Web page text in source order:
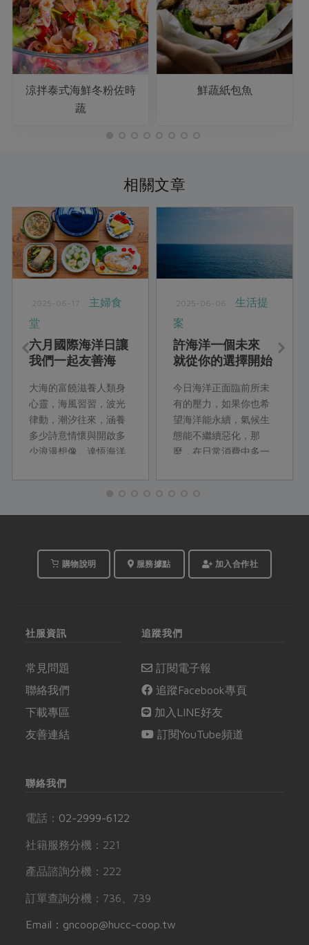
涼拌泰式海鮮冬粉佐時
蔬
鮮蔬紙包魚
相關文章
2025-06-17
主婦食
堂
六月國際海洋日讓
我們一起友善海
大海的富饒滋養人類身
心靈，海風習習，波光
律動，潮汐往來，涵養
多少詩意情懷與開啟多
少浪漫想像。達悟海洋
過︰「我願是那片海洋
的魚鱗」對海洋的深情
與敬畏不言而喻。萬物
有未來。
2025-06-06
生活提
案
許海洋一個未來
就從你的選擇開始
今日海洋正面臨前所未
有的壓力，如果你也希
望海洋能永續，氣候生
態能不繼續惡化，那
麼，在日常消費中多一
盡一份力量。
購物說明 服務據點 加入合作社
社服資訊
常見問題
聯絡我們
下載專區
友善連結
追蹤我們
訂閱電子報
追蹤Facebook專頁
加入LINE好友
訂閱YouTube頻道
聯絡我們
電話： 02-2999-6122
社籍服務分機：221
產品諮詢分機：222
訂單查詢分機：736、739
Email：gncoop@hucc-coop.tw